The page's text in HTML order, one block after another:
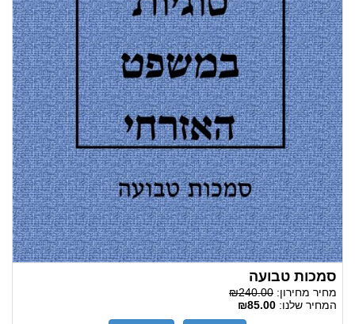
סמכות טבועה
מחיר מחירון: ₪240.00
המחיר שלנו: ₪85.00